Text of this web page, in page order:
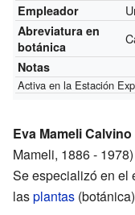
Empleador
Abreviatura en
botánica
Notas
Activa en la Estación
Eva Mameli Calvino
Mameli, 1886 -
Se especializó en el
lasplantas